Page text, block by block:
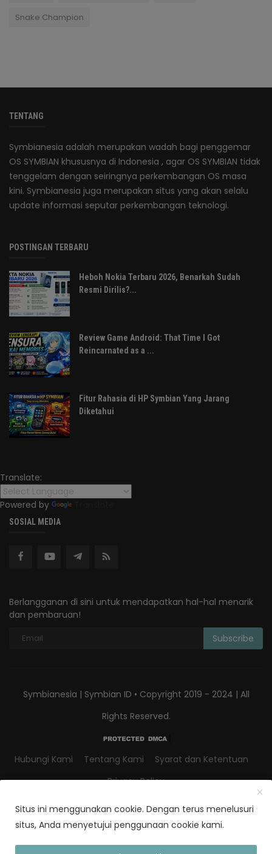
Snake Champion
TENTANG
Symbianesia adalah merupakan wadah bagi penggemar
OS SYMBIAN khususnya di Indonesia , agar OS SYMBIAN tidak
tenggelam dengan seiringnya perkembangan OS masa
kini. Symbianesia juga merupakan situs yang akan selalu
update informasi seputar perkembangan teknologi.
POSTINGAN TERBARU
Heboh Nokia Terbaru 2026, Benarkah Sudah
Resmi Dirilis?...
Review Game Android: That Time I Got
Reincarnated as a ...
Fitur Rahasia di HP Symbian Yang Jarang
Diketahui
Translate:
Powered by
SOSIAL MEDIA
Berlangganan di sini untuk mendapatkan hal-hal menarik
dan pembaruan!
Subscribe
Symbianesia | Symbian ID • Copyright 2019 - 2024 | All
Rights Reserved.
Hubungi Kami Tentang Kami
Syarat dan Ketentuan
Privacy Policy
Situs ini menggunakan cookie. Dengan terus menelusuri
situs, Anda menyetujui penggunaan cookie kami.